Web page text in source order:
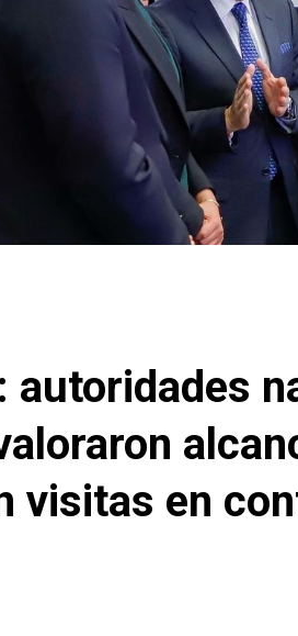
autoridades
visitas en